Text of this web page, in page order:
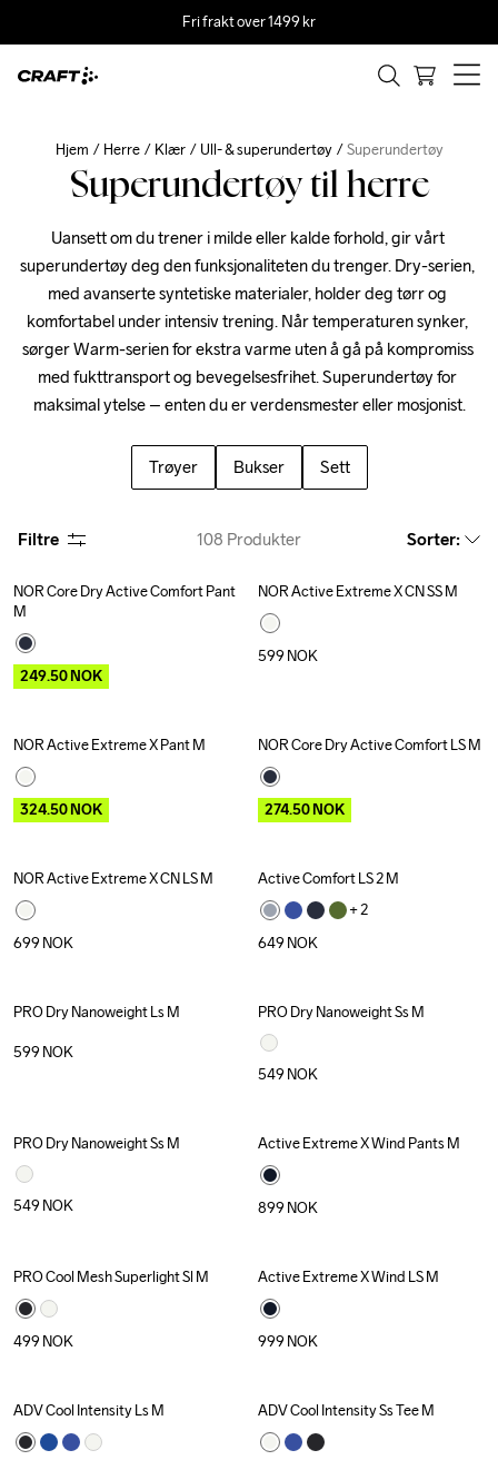
Fri frakt over 1499 kr
Hjem Herre Klær Ull- & superundertøy Superundertøy
Superundertøy til herre
Uansett om du trener i milde eller kalde forhold, gir vårt
superundertøy deg den funksjonaliteten du trenger. Dry-serien,
med avanserte syntetiske materialer, holder deg tørr og
komfortabel under intensiv trening. Når temperaturen synker,
sørger Warm-serien for ekstra varme uten å gå på kompromiss
med fukttransport og bevegelsesfrihet. Superundertøy for
maksimal ytelse – enten du er verdensmester eller mosjonist.
Trøyer Bukser Sett
Filtre 108 Produkter Sorter:
Outlet
NOR Core Dry Active Comfort Pant
M
249.50NOK
NOR Active Extreme X CN SS M
599 NOK
Outlet
NOR Active Extreme X Pant M
324.50NOK
Outlet
NOR Core Dry Active Comfort LS M
274.50NOK
NOR Active Extreme X CN LS M
699 NOK
Active Comfort LS 2 M
+ 2
649 NOK
PRO Dry Nanoweight Ls M
599 NOK
Recycled
PRO Dry Nanoweight Ss M
549 NOK
Recycled
PRO Dry Nanoweight Ss M
549 NOK
Recycled
Active Extreme X Wind Pants M
899 NOK
PRO Cool Mesh Superlight Sl M
499 NOK
Recycled
Active Extreme X Wind LS M
999 NOK
ADV Cool Intensity Ls M ADV Cool Intensity Ss Tee M